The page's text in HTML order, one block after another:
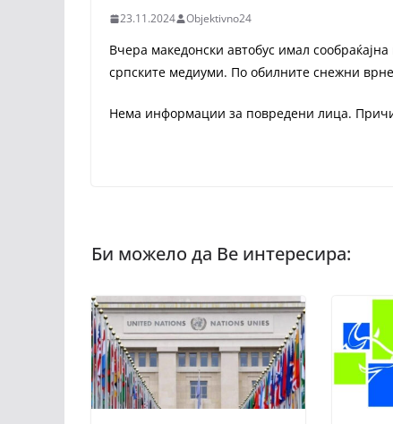
23.11.2024 Objektivno24
Вчера македонски автобус имал
српските медиуми. По обилните снежни
Нема информации за повредени лица.